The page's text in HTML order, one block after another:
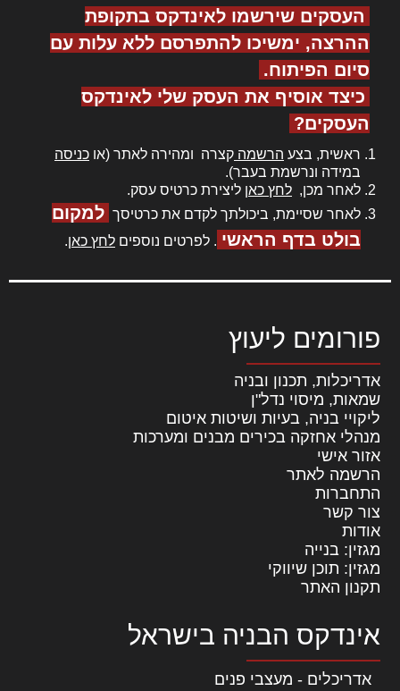
העסקים שירשמו לאינדקס בתקופת
ההרצה, ימשיכו להתפרסם ללא עלות עם
סיום הפיתוח.
כיצד אוסיף את העסק שלי לאינדקס
העסקים?
ראשית, בצע הרשמה קצרה ומהירה לאתר (או כניסה
במידה ונרשמת בעבר).
לאחר מכן, לחץ כאן ליצירת כרטיס עסק.
לאחר שסיימת, ביכולתך לקדם את כרטיסך למקום
בולט בדף הראשי . לפרטים נוספים לחץ כאן.
פורומים ליעוץ
אדריכלות, תכנון ובניה
שמאות, מיסוי נדל"ן
ליקויי בניה, בעיות ושיטות איטום
מנהלי אחזקה בכירים מבנים ומערכות
אזור אישי
הרשמה לאתר
התחברות
צור קשר
אודות
מגזין: בנייה
מגזין: תוכן שיווקי
תקנון האתר
אינדקס הבניה בישראל
אדריכלים - מעצבי פנים